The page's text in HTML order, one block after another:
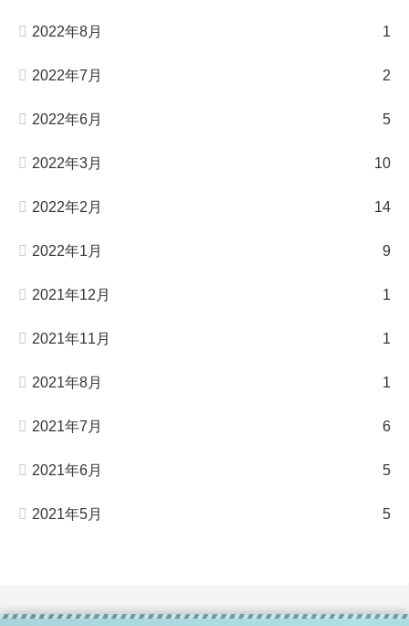
2022年8月 1
2022年7月 2
2022年6月 5
2022年3月 10
2022年2月 14
2022年1月 9
2021年12月 1
2021年11月 1
2021年8月 1
2021年7月 6
2021年6月 5
2021年5月 5